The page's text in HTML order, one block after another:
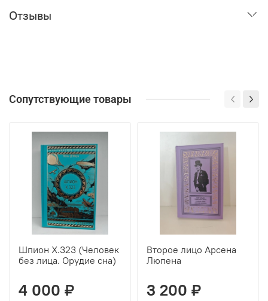
Отзывы
Сопутствующие товары
Шпион Х.323 (Человек
без лица. Орудие сна)
4 000 ₽
Второе лицо Арсена
Люпена
3 200 ₽